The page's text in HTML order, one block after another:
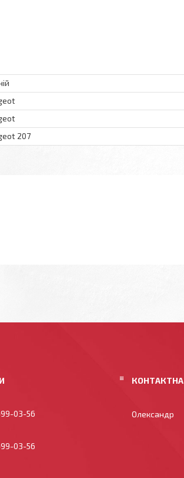
207
03-56
03-56
Олександр